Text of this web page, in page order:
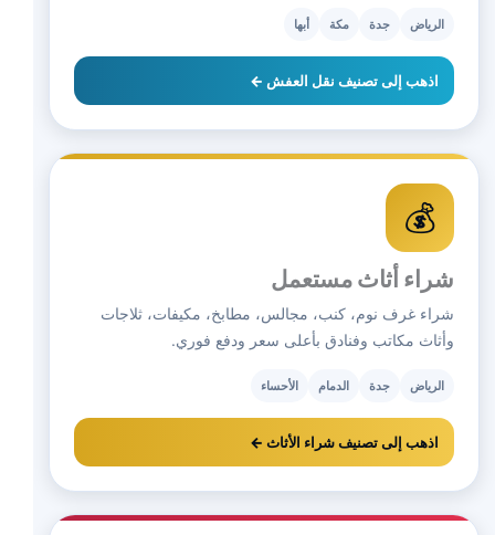
الرياض جدة مكة أبها
اذهب إلى تصنيف نقل العفش ←
💰
شراء أثاث مستعمل
شراء غرف نوم، كنب، مجالس، مطابخ، مكيفات، ثلاجات
وأثاث مكاتب وفنادق بأعلى سعر ودفع فوري.
الرياض جدة الدمام الأحساء
اذهب إلى تصنيف شراء الأثاث ←